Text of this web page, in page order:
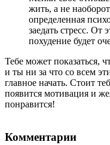
жить, а не
определенная
заедать стресс. От
похудение будет
Тебе может показаться,
и ты ни за что со всем
главное начать. Стоит
появится мотивация и
понравится!
Комментарии